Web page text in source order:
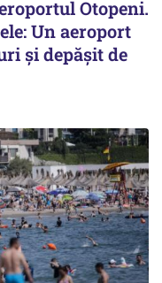
Otopeni.
Un aeroport
și depășit de